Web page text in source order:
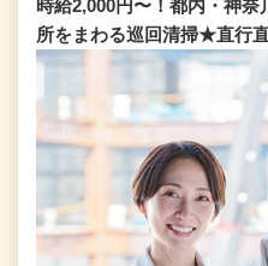
時給2,000円〜！都内・神
所をまわる巡回清掃★直行